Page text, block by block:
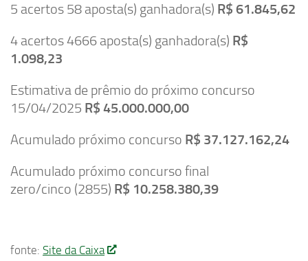
5 acertos 58 aposta(s) ganhadora(s) R$ 61.845,62
4 acertos 4666 aposta(s) ganhadora(s) R$
1.098,23
Estimativa de prêmio do próximo concurso
15/04/2025 R$ 45.000.000,00
Acumulado próximo concurso R$ 37.127.162,24
Acumulado próximo concurso final
zero/cinco (2855) R$ 10.258.380,39
fonte: Site da Caixa